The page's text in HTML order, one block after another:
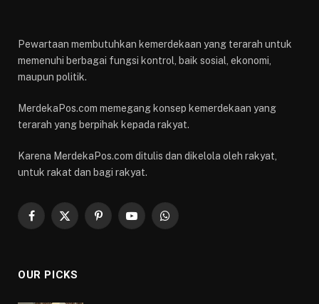
Pewartaan membutuhkan kemerdekaan yang terarah untuk
memenuhi berbagai fungsi kontrol, baik sosial, ekonomi,
maupun politik.
MerdekaPos.com memegang konsep kemerdekaan yang
terarah yang berpihak kepada rakyat.
Karena MerdekaPos.com ditulis dan dikelola oleh rakyat,
untuk rakat dan bagi rakyat.
Facebook
X
PinterestYouTubeWhatsApp
OUR PICKS